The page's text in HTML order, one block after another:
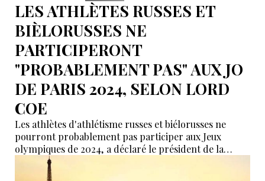
LES ATHLÈTES RUSSES ET
BIÈLORUSSES NE
PARTICIPERONT
"PROBABLEMENT PAS" AUX JO
DE PARIS 2024, SELON LORD
COE
Les athlètes d'athlétisme russes et biélorusses ne
pourront probablement pas participer aux Jeux
olympiques de 2024, a déclaré le président de la
fédération internationale d'athlétisme (World
Athletics - WA), Lord Coe.